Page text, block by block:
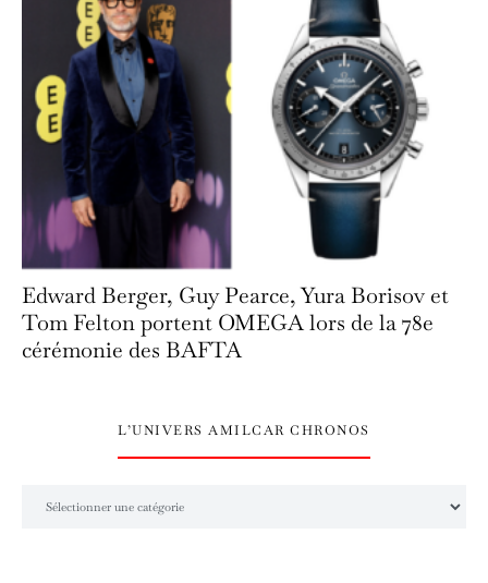
Edward Berger, Guy Pearce, Yura Borisov et
Tom Felton portent OMEGA lors de la 78e
cérémonie des BAFTA
L’UNIVERS AMILCAR CHRONOS